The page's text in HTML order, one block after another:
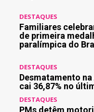
DESTAQUES
Familiares
de primeira
paralímpica do
DESTAQUES
Desmatamento
cai 36,87% no
DESTAQUES
PMs detêm